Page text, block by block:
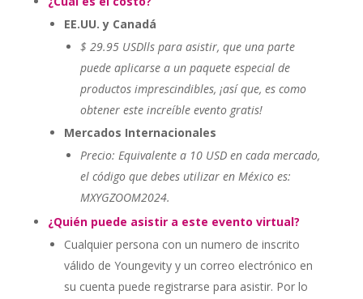
EE.UU. y Canadá
$ 29.95 USDlls para asistir, que una parte
puede aplicarse a un paquete especial de
productos imprescindibles, ¡así que, es como
obtener este increíble evento gratis!
Mercados Internacionales
Precio: Equivalente a 10 USD en cada mercado,
el código que debes utilizar en México es:
MXYGZOOM2024.
¿Quién puede asistir a este evento virtual?
Cualquier persona con un numero de inscrito
válido de Youngevity y un correo electrónico en
su cuenta puede registrarse para asistir. Por lo